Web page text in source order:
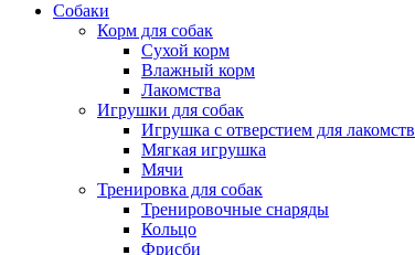
Собаки
Корм для собак
Сухой корм
Влажный корм
Лакомства
Игрушки для собак
Игрушка с отверстием для лакомств
Мягкая игрушка
Мячи
Тренировка для собак
Тренировочные снаряды
Кольцо
Фрисби